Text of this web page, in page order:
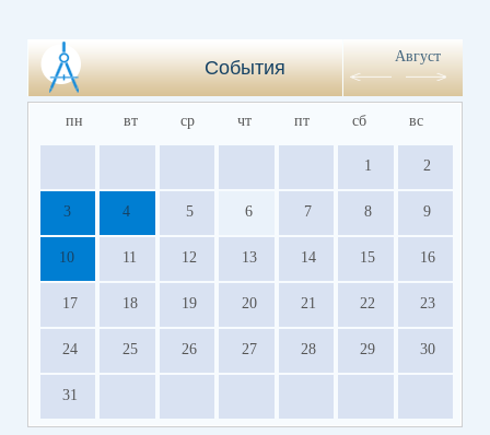
События
Август
пн вт ср чт пт сб вс
1 2
3 4 5 6 7 8 9
10 11 12 13 14 15 16
17 18 19 20 21 22 23
24 25 26 27 28 29 30
31